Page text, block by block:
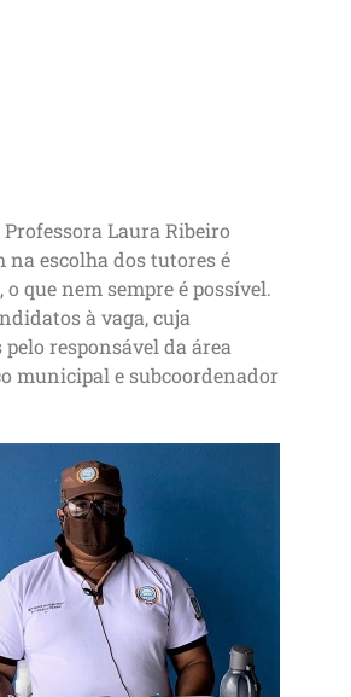
Laura Ribeiro
na escolha dos tutores é
que nem sempre é possível.
à vaga, cuja
responsável da área
municipal e subcoordenador